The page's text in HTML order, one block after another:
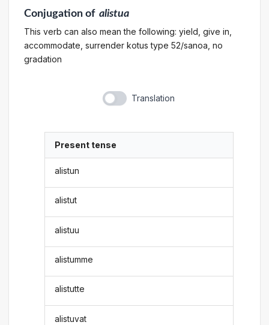
Conjugationof alistua
This verb can also mean the following: yield, give in,
accommodate, surrender kotus type 52/sanoa, no
gradation
Translation
Present tense
alistun
alistut
alistuu
alistumme
alistutte
alistuvat